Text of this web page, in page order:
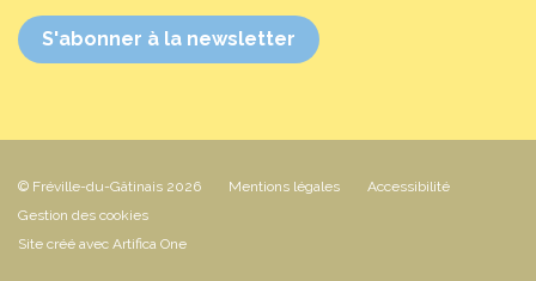
S'abonner à la newsletter
© Fréville-du-Gâtinais 2026 Mentions légales
Accessibilité
Gestion des cookies
Site créé avec Artifica One